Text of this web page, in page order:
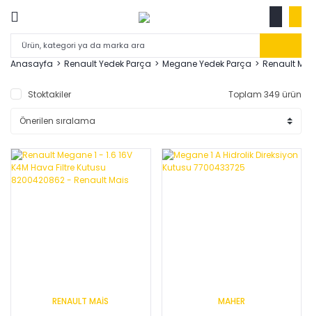
Anasayfa Renault Yedek Parça Megane Yedek Parça Renault
Stoktakiler Toplam 349 ürün
RENAULT MAİS
MAHER